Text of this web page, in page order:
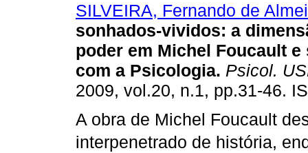
SILVEIRA, Fernando de
sonhados-vividos: a
poder em Michel Foucault e
com a Psicologia. Psicol.
2009, vol.20, n.1, pp.31-46.
A obra de Michel Foucault
interpenetrado de história,